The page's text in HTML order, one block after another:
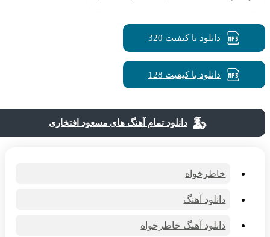
دانلود با کیفیت 320
دانلود با کیفیت 128
دانلود تمام آهنگ های مسعود افتخاری
خاطرخواه
دانلود آهنگ
دانلود آهنگ خاطرخواه